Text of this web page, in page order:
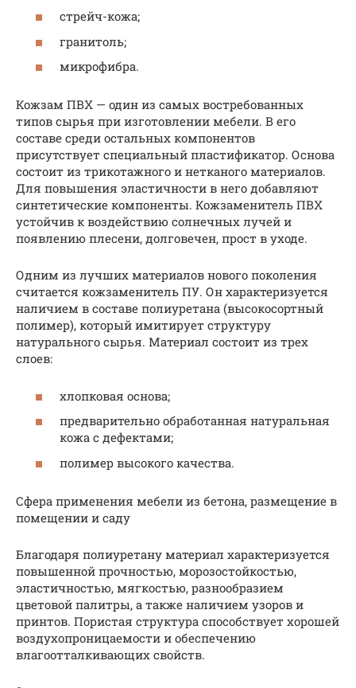
стрейч-кожа;
гранитоль;
микрофибра.
Кожзам ПВХ — один из самых востребованных
типов сырья при изготовлении мебели. В его
составе среди остальных компонентов
присутствует специальный пластификатор. Основа
состоит из трикотажного и нетканого материалов.
Для повышения эластичности в него добавляют
синтетические компоненты. Кожзаменитель ПВХ
устойчив к воздействию солнечных лучей и
появлению плесени, долговечен, прост в уходе.
Одним из лучших материалов нового поколения
считается кожзаменитель ПУ. Он характеризуется
наличием в составе полиуретана (высокосортный
полимер), который имитирует структуру
натурального сырья. Материал состоит из трех
слоев:
хлопковая основа;
предварительно обработанная натуральная
кожа с дефектами;
полимер высокого качества.
Сфера применения мебели из бетона, размещение в
помещении и саду
Благодаря полиуретану материал характеризуется
повышенной прочностью, морозостойкостью,
эластичностью, мягкостью, разнообразием
цветовой палитры, а также наличием узоров и
принтов. Пористая структура способствует хорошей
воздухопроницаемости и обеспечению
влагоотталкивающих свойств.